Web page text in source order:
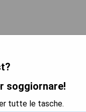
soggiornare!
tutte le tasche.